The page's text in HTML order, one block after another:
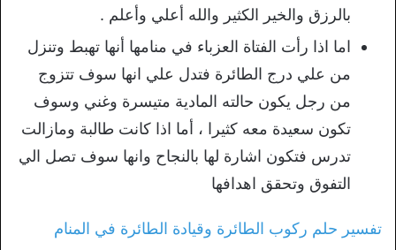
بالرزق والخير الكثير والله أعلي وأعلم .
اما اذا رأت الفتاة العزباء في منامها أنها تهبط وتنزل
من علي درج الطائرة فتدل علي انها سوف تتزوج
من رجل يكون حالته المادية متيسرة وغني وسوف
تكون سعيدة معه كثيرا ، أما اذا كانت طالبة ومازالت
تدرس فتكون اشارة لها بالنجاح وانها سوف تصل الي
التفوق وتحقق اهدافها
تفسير حلم ركوب الطائرة وقيادة الطائرة في المنام